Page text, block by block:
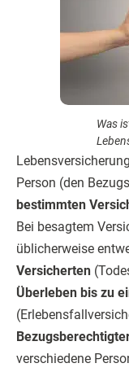
Was
Person (den
bestimmten
Bei besagtem
üblicherweise
Versicherten
Überleben bis zu
verschiedene